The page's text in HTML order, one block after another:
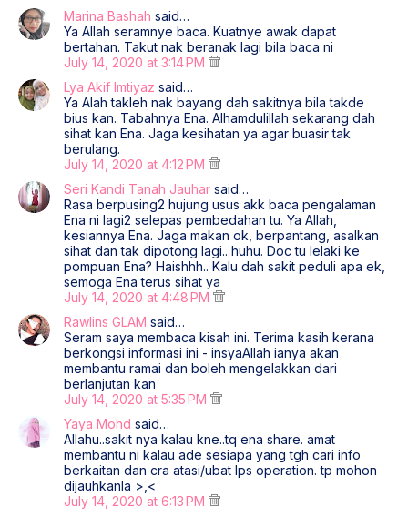
Marina Bashah said…
Ya Allah seramnye baca. Kuatnye awak dapat
bertahan. Takut nak beranak lagi bila baca ni
July 14, 2020 at 3:14 PM
Lya Akif Imtiyaz said…
Ya Alah takleh nak bayang dah sakitnya bila takde
bius kan. Tabahnya Ena. Alhamdulillah sekarang dah
sihat kan Ena. Jaga kesihatan ya agar buasir tak
berulang.
July 14, 2020 at 4:12 PM
Seri Kandi Tanah Jauhar said…
Rasa berpusing2 hujung usus akk baca pengalaman
Ena ni lagi2 selepas pembedahan tu. Ya Allah,
kesiannya Ena. Jaga makan ok, berpantang, asalkan
sihat dan tak dipotong lagi.. huhu. Doc tu lelaki ke
pompuan Ena? Haishhh.. Kalu dah sakit peduli apa ek,
semoga Ena terus sihat ya
July 14, 2020 at 4:48 PM
Rawlins GLAM said…
Seram saya membaca kisah ini. Terima kasih kerana
berkongsi informasi ini - insyaAllah ianya akan
membantu ramai dan boleh mengelakkan dari
berlanjutan kan
July 14, 2020 at 5:35 PM
Yaya Mohd said…
Allahu..sakit nya kalau kne..tq ena share. amat
membantu ni kalau ade sesiapa yang tgh cari info
berkaitan dan cra atasi/ubat lps operation. tp mohon
dijauhkanla >,<
July 14, 2020 at 6:13 PM